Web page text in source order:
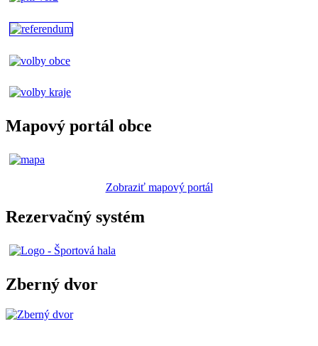
Mapový portál obce
Zobraziť mapový portál
Rezervačný systém
Zberný dvor